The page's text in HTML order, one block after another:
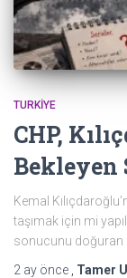
TURKIYE
CHP,
Bekleyen
Kemal
taşımak için mi
sonucunu doğuran
2 ay önce Tamer